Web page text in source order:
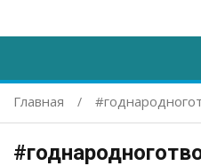
Главная